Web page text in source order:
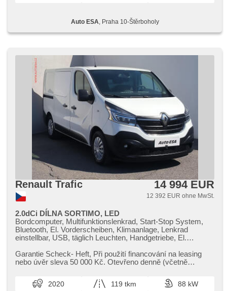
Auto ESA , Praha 10-Štěrboholy
Renault Trafic 14 994 EUR
12 392 EUR ohne MwSt.
2.0dCi DÍLNA SORTIMO, LED
Bordcomputer, Multifunktionslenkrad, Start-Stop System,
Bluetooth, El. Vorderscheiben, Klimaanlage, Lenkrad
einstellbar, USB, täglich Leuchten, Handgetriebe, El.
Funkfernbedienung, Elektronisches Stabilitätsprogramm
(ESP), Scheibenwischersensor, Nebelscheinwerfer,
Fahrer-Airbag, parkovací senzory zadní, samostmívací
zrcátka, Fahrkamera
Garantie Scheck​- Heft,​ Při použití financování na leasing
nebo úvěr sleva 50 000 Kč. Otevřeno denně (včetně
2020 119 tkm
88 kW